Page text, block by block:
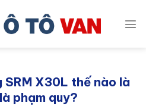
X30L thế nào là
phạm quy?